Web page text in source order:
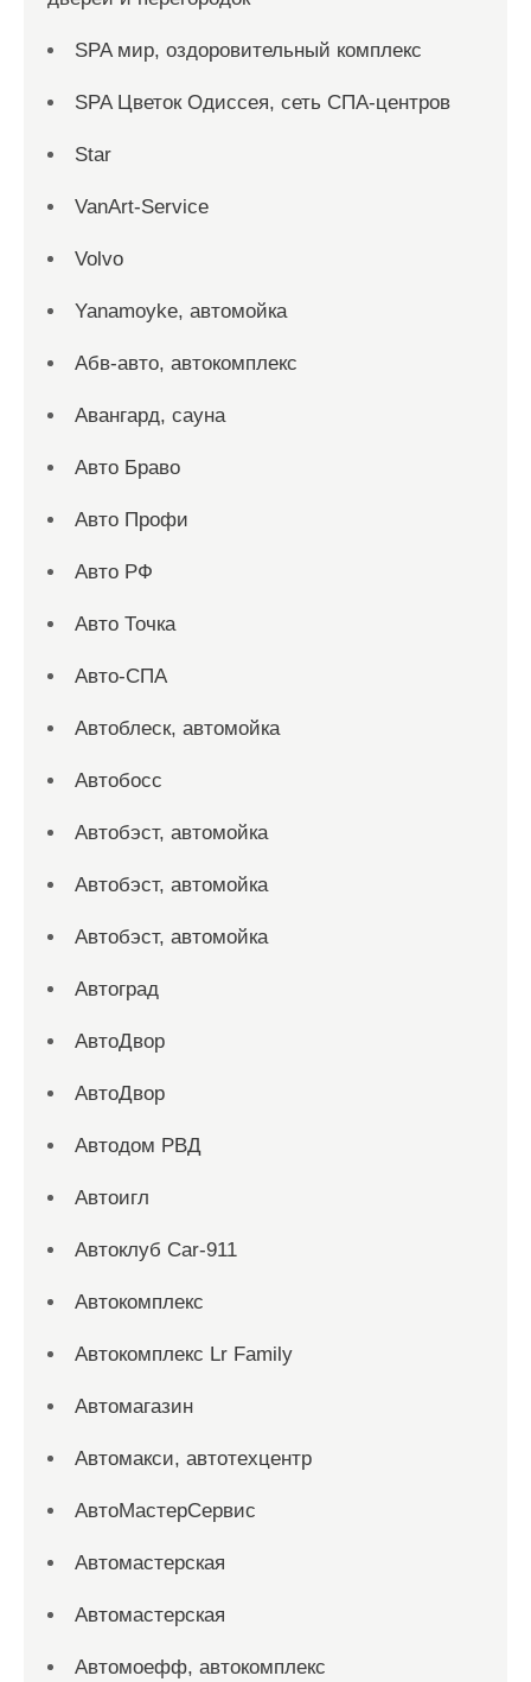
SPA мир, оздоровительный комплекс
SPA Цветок Одиссея, сеть СПА-центров
Star
VanArt-Service
Volvo
Yanamoyke, автомойка
Абв-авто, автокомплекс
Авангард, сауна
Авто Браво
Авто Профи
Авто РФ
Авто Точка
Авто-СПА
Автоблеск, автомойка
Автобосс
Автобэст, автомойка
Автобэст, автомойка
Автобэст, автомойка
Автоград
АвтоДвор
АвтоДвор
Автодом РВД
Автоигл
Автоклуб Car-911
Автокомплекс
Автокомплекс Lr Family
Автомагазин
Автомакси, автотехцентр
АвтоМастерСервис
Автомастерская
Автомастерская
Автомоефф, автокомплекс